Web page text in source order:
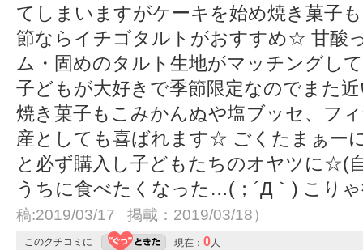
てしまいますがケーキを始め焼き菓子
節ならイチゴタルトがおすすめ☆ 甘酸
ム・固めのタルト生地がマッチングし
子どもが大好きで季節限定なのでまた
焼き菓子もこみかんぬや塩ブッセ、フ
産としても喜ばれます☆ ごくたまぁー
と必ず購入し子どもたちのオヤツに
うちに食べたくなった…(；´Д｀) こり
稿:2019/03/17 掲載：2019/03/18）
このクチコミに 現在： 0人